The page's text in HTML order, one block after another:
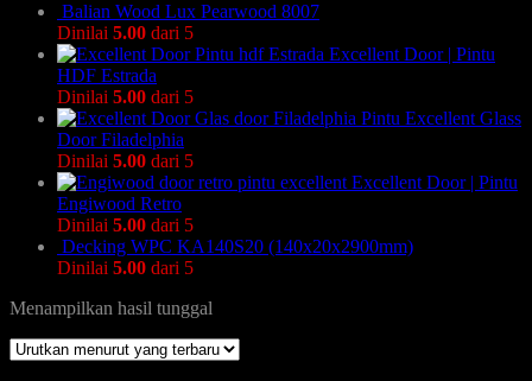
Balian Wood Lux Pearwood 8007
Dinilai 5.00 dari 5
Excellent Door | Pintu
HDF Estrada
Dinilai 5.00 dari 5
Pintu Excellent Glass
Door Filadelphia
Dinilai 5.00 dari 5
Excellent Door | Pintu
Engiwood Retro
Dinilai 5.00 dari 5
Decking WPC KA140S20 (140x20x2900mm)
Dinilai 5.00 dari 5
Menampilkan hasil tunggal